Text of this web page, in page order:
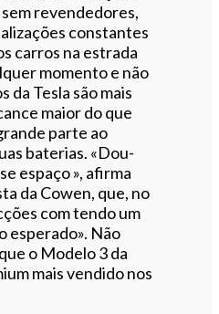
revendedores,
constantes
carros na estrada
momento e não
da Tesla são mais
maior do que
parte ao
baterias. «Dou-
espaço », afirma
da Cowen, que, no
com tendo um
esperado». Não
o Modelo 3 da
mais vendido nos